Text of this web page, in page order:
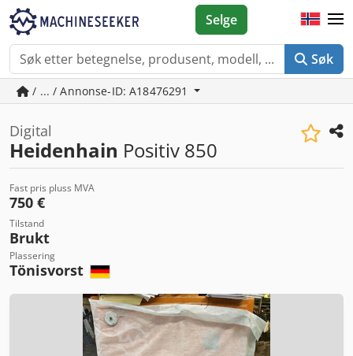
Søk
Selge
/ ... / Annonse-ID: A18476291
Digital
Heidenhain Positiv 850
Fast pris pluss MVA
750 €
Tilstand
Brukt
Plassering
Tönisvorst